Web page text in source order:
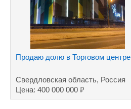
Продаю долю в Торговом центре
Свердловская область, Россия
Цена: 400 000 000 ₽